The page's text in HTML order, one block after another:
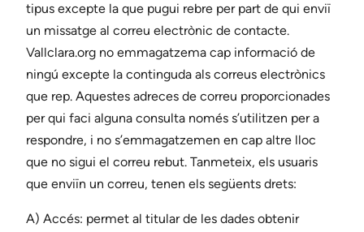
tipus excepte la que pugui rebre per part de qui enviï
un missatge al correu electrònic de contacte.
Vallclara.org no emmagatzema cap informació de
ningú excepte la continguda als correus electrònics
que rep. Aquestes adreces de correu proporcionades
per qui faci alguna consulta només s’utilitzen per a
respondre, i no s’emmagatzemen en cap altre lloc
que no sigui el correu rebut. Tanmeteix, els usuaris
que enviïn un correu, tenen els següents drets:
A) Accés: permet al titular de les dades obtenir